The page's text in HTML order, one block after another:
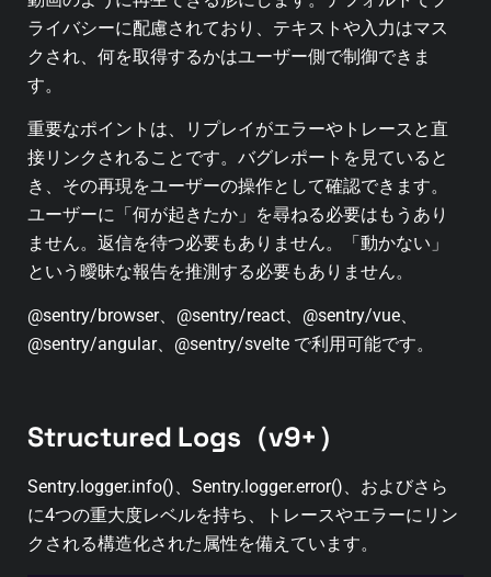
ライバシーに配慮されており、テキストや入力はマス
クされ、何を取得するかはユーザー側で制御できま
す。
重要なポイントは、リプレイがエラーやトレースと直
接リンクされることです。バグレポートを見ていると
き、その再現をユーザーの操作として確認できます。
ユーザーに「何が起きたか」を尋ねる必要はもうあり
ません。返信を待つ必要もありません。「動かない」
という曖昧な報告を推測する必要もありません。
@sentry/browser、@sentry/react、@sentry/vue、
@sentry/angular、@sentry/svelte で利用可能です。
Structured Logs（v9+）
Sentry.logger.info()、Sentry.logger.error()、およびさら
に4つの重大度レベルを持ち、トレースやエラーにリン
クされる構造化された属性を備えています。